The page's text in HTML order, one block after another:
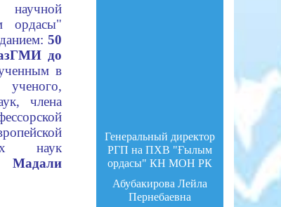
ордасы"
50
до
в
члена
наук
Генеральный директор
РГП на ПХВ "Ғылым
ордасы" КН МОН РК
Абубакирова Лейла
Пернебаевна